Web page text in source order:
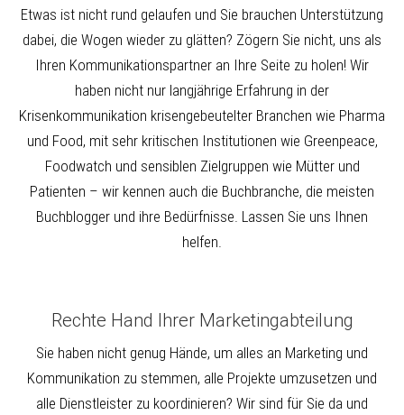
Etwas ist nicht rund gelaufen und Sie brauchen Unterstützung
dabei, die Wogen wieder zu glätten? Zögern Sie nicht, uns als
Ihren Kommunikationspartner an Ihre Seite zu holen! Wir
haben nicht nur langjährige Erfahrung in der
Krisenkommunikation krisengebeutelter Branchen wie Pharma
und Food, mit sehr kritischen Institutionen wie Greenpeace,
Foodwatch und sensiblen Zielgruppen wie Mütter und
Patienten – wir kennen auch die Buchbranche, die meisten
Buchblogger und ihre Bedürfnisse. Lassen Sie uns Ihnen
helfen.
Rechte Hand Ihrer Marketingabteilung
Sie haben nicht genug Hände, um alles an Marketing und
Kommunikation zu stemmen, alle Projekte umzusetzen und
alle Dienstleister zu koordinieren? Wir sind für Sie da und